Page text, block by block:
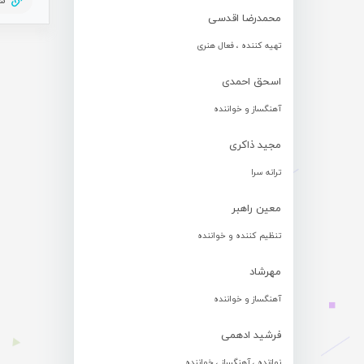
محمدرضا اقدسی
تهیه کننده ، فعال هنری
اسحق احمدی
آهنگساز و خواننده
مجید ذاکری
ترانه سرا
معین راهبر
تنظیم کننده و خواننده
مهرشاد
آهنگساز و خواننده
فرشید ادهمی